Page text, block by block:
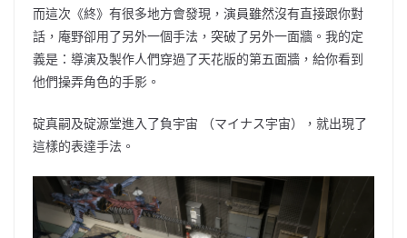
而這次《終》有很多地方會發現，演員雖然沒有直接跟你對
話，庵野卻用了另外一個手法，突破了另外一面牆。我的定
義是：導演及製作人們穿過了天花版的第五面牆，給你看到
他們操弄角色的手影。
碇真嗣及碇源堂進入了負宇宙 （マイナス宇宙）
，就出現了
這樣的表達手法。